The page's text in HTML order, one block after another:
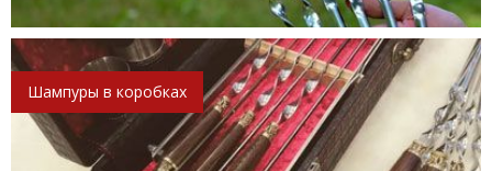
Шампуры в коробках